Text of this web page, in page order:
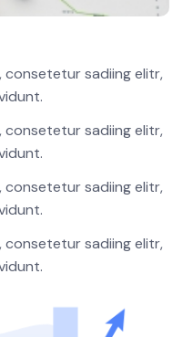
consetetur sadiing elitr,
consetetur sadiing elitr,
consetetur sadiing elitr,
consetetur sadiing elitr,